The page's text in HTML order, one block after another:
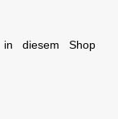
diesem Shop